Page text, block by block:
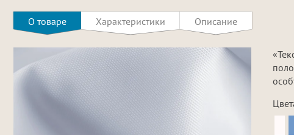
О товаре Характеристики Описание